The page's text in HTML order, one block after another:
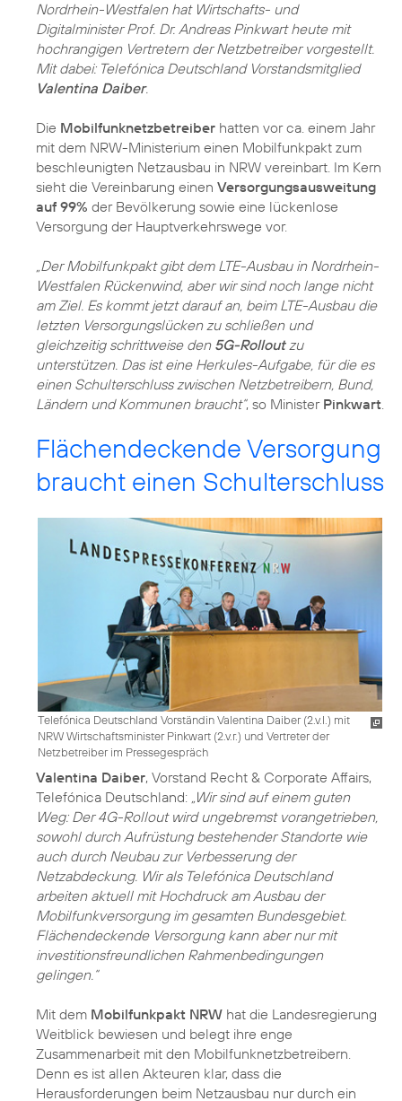
Nordrhein-Westfalen hat Wirtschafts- und
Digitalminister Prof. Dr. Andreas Pinkwart heute mit
hochrangigen Vertretern der Netzbetreiber vorgestellt.
Mit dabei: Telefónica Deutschland Vorstandsmitglied
Valentina Daiber.
Die Mobilfunknetzbetreiber hatten vor ca. einem Jahr
mit dem NRW-Ministerium einen Mobilfunkpakt zum
beschleunigten Netzausbau in NRW vereinbart. Im Kern
sieht die Vereinbarung einen Versorgungsausweitung
auf 99% der Bevölkerung sowie eine lückenlose
Versorgung der Hauptverkehrswege vor.
„Der Mobilfunkpakt gibt dem LTE-Ausbau in Nordrhein-
Westfalen Rückenwind, aber wir sind noch lange nicht
am Ziel. Es kommt jetzt darauf an, beim LTE-Ausbau die
letzten Versorgungslücken zu schließen und
gleichzeitig schrittweise den 5G-Rolloutzu
unterstützen. Das ist eine Herkules-Aufgabe, für die es
einen Schulterschluss zwischen Netzbetreibern, Bund,
Ländern und Kommunen braucht“, so Minister Pinkwart
Flächendeckende Versorgung
braucht einen Schulterschluss
Telefónica Deutschland Vorständin Valentina Daiber (2.v.l.) mit
NRW Wirtschaftsminister Pinkwart (2.v.r.) und Vertreter der
Netzbetreiber im Pressegespräch
Valentina Daiber, Vorstand Recht & Corporate Affairs,
Telefónica Deutschland: „Wir sind auf einem guten
Weg: Der 4G-Rollout wird ungebremst vorangetrieben,
sowohl durch Aufrüstung bestehender Standorte wie
auch durch Neubau zur Verbesserung der
Netzabdeckung. Wir als Telefónica Deutschland
arbeiten aktuell mit Hochdruck am Ausbau der
Mobilfunkversorgung im gesamten Bundesgebiet.
Flächendeckende Versorgung kann aber nur mit
investitionsfreundlichen Rahmenbedingungen
gelingen.“
Mit dem Mobilfunkpakt NRW hat die Landesregierung
Weitblick bewiesen und belegt ihre enge
Zusammenarbeit mit den Mobilfunknetzbetreibern.
Denn es ist allen Akteuren klar, dass die
Herausforderungen beim Netzausbau nur durch ein